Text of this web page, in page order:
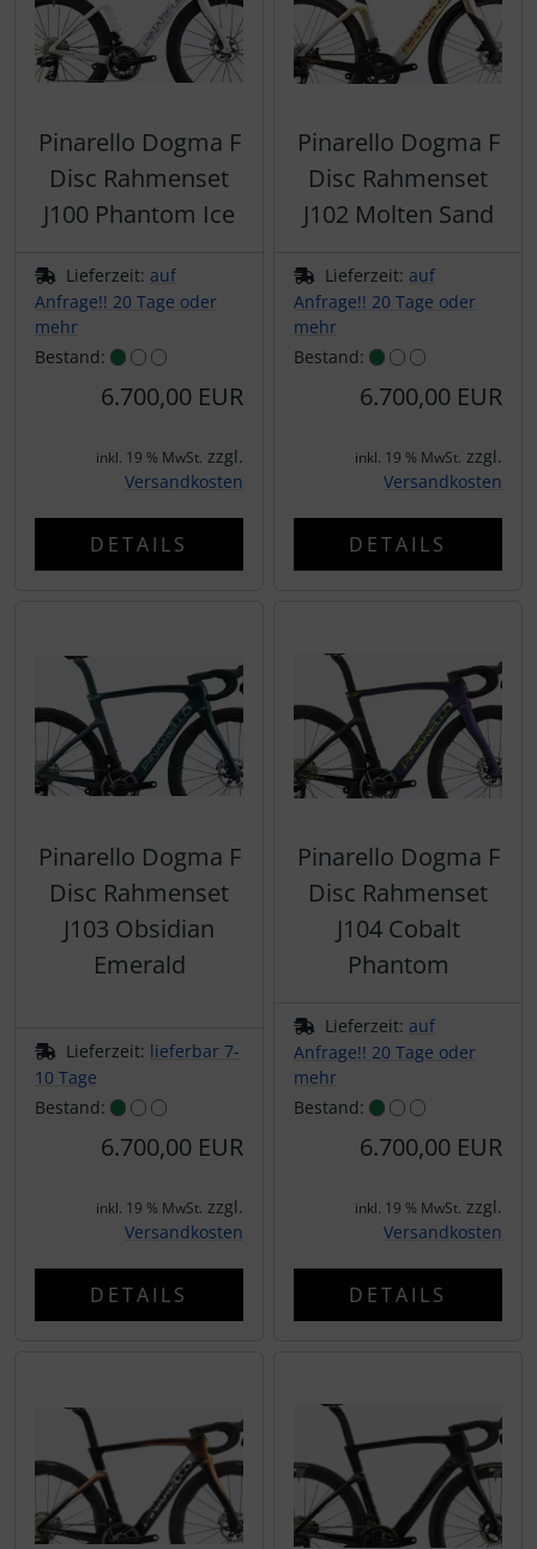
Pinarello Dogma F
Disc Rahmenset
J100 Phantom Ice
Lieferzeit: auf
Anfrage!! 20 Tage oder
mehr
Bestand:
6.700,00 EUR
inkl. 19 % MwSt. zzgl.
Versandkosten
DETAILS
Pinarello Dogma F
Disc Rahmenset
J102 Molten Sand
Lieferzeit: auf
Anfrage!! 20 Tage oder
mehr
Bestand:
6.700,00 EUR
inkl. 19 % MwSt. zzgl.
Versandkosten
DETAILS
Pinarello Dogma F
Disc Rahmenset
J103 Obsidian
Emerald
Lieferzeit: lieferbar 7-
10 Tage
Bestand:
6.700,00 EUR
inkl. 19 % MwSt. zzgl.
Versandkosten
DETAILS
Pinarello Dogma F
Disc Rahmenset
J104 Cobalt
Phantom
Lieferzeit: auf
Anfrage!! 20 Tage oder
mehr
Bestand:
6.700,00 EUR
inkl. 19 % MwSt. zzgl.
Versandkosten
DETAILS
Schaltwerke
Schaltkabel + Bremskabel
Umwerfer
Elite
ENVE
Ergon
Feedback Sports
Fizik
Hammerhead
JEDI Sports
K-Edge
KASK
Lightweight
LOOK
Muc-Off
OAKLEY
OPEN Cycle
Optimize